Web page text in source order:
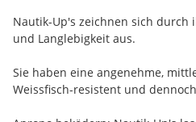
Nautik-Up's zeichnen sich durch
und Langlebigkeit aus.
Sie haben eine angenehme,
Weissfisch-resistent und